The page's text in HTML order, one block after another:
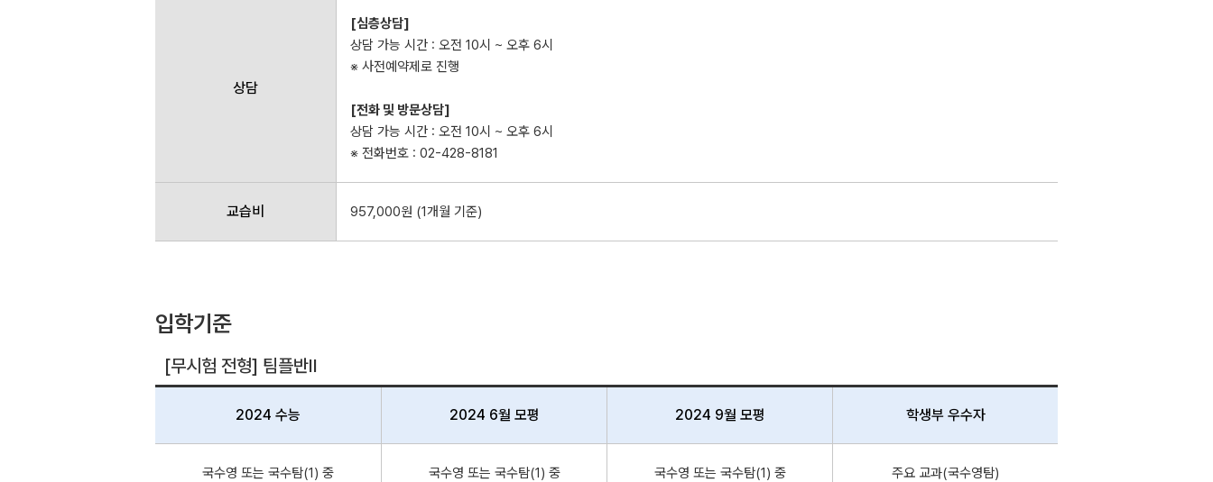
상담
[심층상담]
상담 가능 시간 : 오전 10시 ~ 오후 6시
※ 사전예약제로 진행
[전화 및 방문상담]
상담 가능 시간 : 오전 10시 ~ 오후 6시
※ 전화번호 : 02-428-8181
교습비 957,000원 (1개월 기준)
입학기준
[무시험 전형] 팀플반Ⅱ
2024 수능 2024 6월 모평 2024 9월 모평 학생부 우수자
국수영 또는 국수탐(1) 중
국수영 또는 국수탐(1) 중
국수영 또는 국수탐(1) 중
주요 교과(국수영탐)